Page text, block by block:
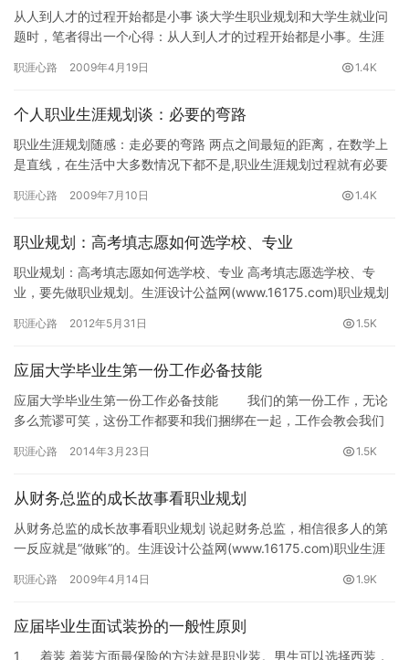
从人到人才的过程开始都是小事 谈大学生职业规划和大学生就业问
题时，笔者得出一个心得：从人到人才的过程开始都是小事。生涯
职涯心路 2009年4月19日 1.4K
个人职业生涯规划谈：必要的弯路
职业生涯规划随感：走必要的弯路 两点之间最短的距离，在数学上
是直线，在生活中大多数情况下都不是,职业生涯规划过程就有必要
职涯心路 2009年7月10日 1.4K
职业规划：高考填志愿如何选学校、专业
职业规划：高考填志愿如何选学校、专业 高考填志愿选学校、专
业，要先做职业规划。生涯设计公益网(www.16175.com)职业规划
职涯心路 2012年5月31日 1.5K
应届大学毕业生第一份工作必备技能
应届大学毕业生第一份工作必备技能 我们的第一份工作，无论
多么荒谬可笑，这份工作都要和我们捆绑在一起，工作会教会我们
种程…
职涯心路 2014年3月23日 1.5K
从财务总监的成长故事看职业规划
从财务总监的成长故事看职业规划 说起财务总监，相信很多人的第
一反应就是“做账”的。生涯设计公益网(www.16175.com)职业生涯
职涯心路 2009年4月14日 1.9K
应届毕业生面试装扮的一般性原则
1、 着装 着装方面最保险的方法就是职业装。男生可以选择西装，